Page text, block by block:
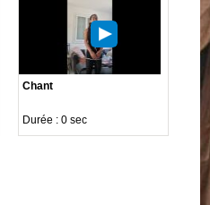
Chant
Durée : 0 sec